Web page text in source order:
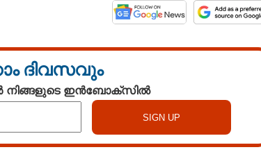
ദിവസവും
നിങ്ങളുടെ ഇൻബോക്സിൽ